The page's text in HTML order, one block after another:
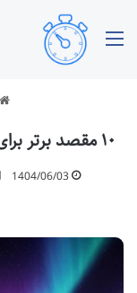
۱۰ مقصد برتر برای تماشای شفق قطبی (راهنمای کامل)
1404/06/03